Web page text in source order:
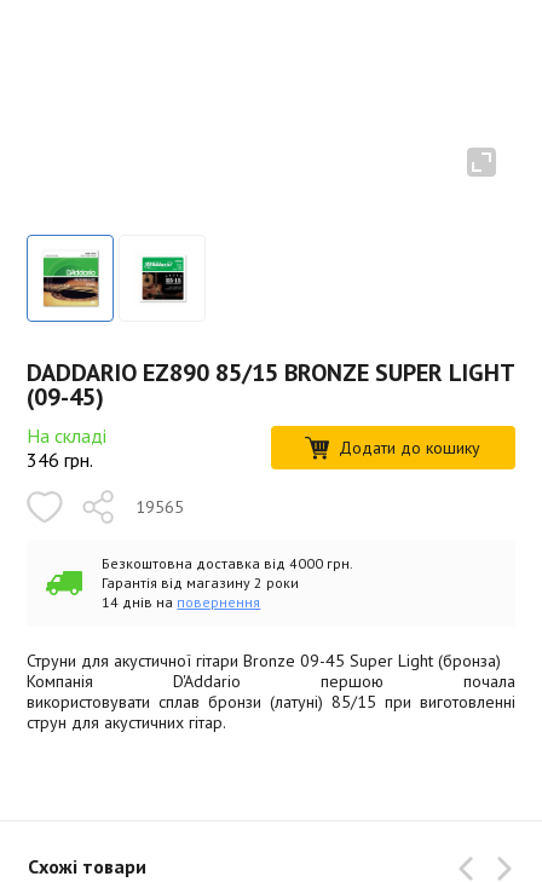
DADDARIO EZ890 85/15 BRONZE SUPER LIGHT
(09-45)
На складі
346 грн. Додати до кошику
19565
Безкоштовна доставка від 4000 грн.
Гарантія від магазину 2 роки
14 днів на повернення
Струни для акустичної гітари Bronze 09-45 Super Light (бронза)
Компанія D'Addario першою почала
використовувати сплав бронзи (латуні) 85/15 при виготовленні
струн для акустичних гітар.
Схожі товари